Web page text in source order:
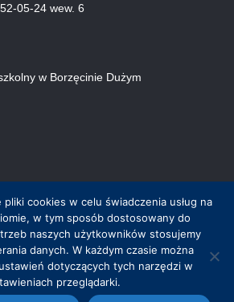
05-24 wew. 6
w Borzęcinie Dużym
Hosting i wykonanie skynet.net.pl
cookies w celu świadczenia usług na
w tym sposób dostosowany do
naszych użytkowników stosujemy
danych. W każdym czasie można
dotyczących tych narzędzi w
przeglądarki.